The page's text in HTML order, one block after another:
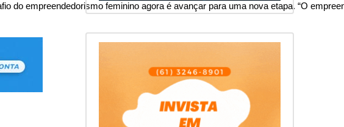
empreendedorismo feminino agora é avançar para uma nova etapa. “O